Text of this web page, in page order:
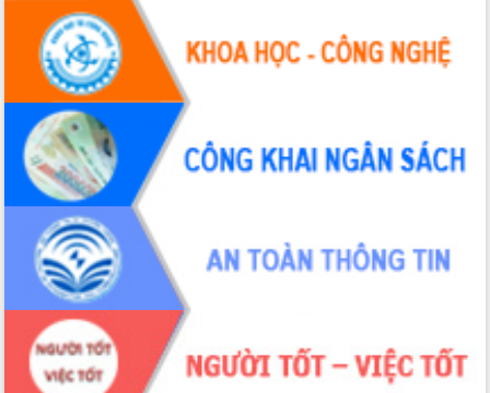
Thứ trưởng Bộ Y tế làm việc với tỉnh
Đắk Lắk về phát triển nhân lực y tế
cho trạm y tế cấp xã
Du lịch Đắk Lắk nâng tầm trải nghiệm
du khách thông qua Hệ thống cơ sở dữ
liệu và Bản đồ số
Tập huấn ứng dụng trí tuệ nhân tạo (AI)
trong thương mại điện tử năm 2026
Đoàn đại biểu Quốc hội tỉnh Đắk Lắk
trao đổi thông tin trước Kỳ họp thứ
nhất, Quốc hội khóa XVI
Quyết liệt cải cách hành chính, khơi
thông nguồn lực phát triển
Nâng cao hiệu lực, hiệu quả HĐND
tỉnh thông qua hiện đại hóa hành chính
Xã Ea Phê gắn cải cách hành chính với